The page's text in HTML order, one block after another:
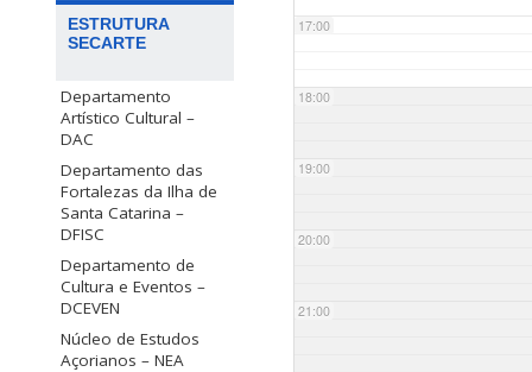
ESTRUTURA
SECARTE
Departamento
Artístico Cultural –
DAC
Departamento das
Fortalezas da Ilha de
Santa Catarina –
DFISC
Departamento de
Cultura e Eventos –
DCEVEN
Núcleo de Estudos
Açorianos – NEA
17:00
18:00
19:00
20:00
21:00